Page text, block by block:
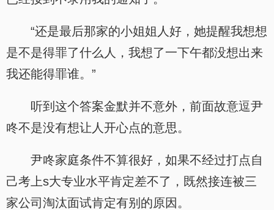
“还是最后那家的小姐姐人好，她提醒我想想
是不是得罪了什么人，我想了一下午都没想出来
我还能得罪谁。”
听到这个答案金默并不意外，前面故意逗尹
咚不是没有想让人开心点的意思。
尹咚家庭条件不算很好，如果不经过打点自
己考上s大专业水平肯定差不了，既然接连被三
家公司淘汰面试肯定有别的原因。